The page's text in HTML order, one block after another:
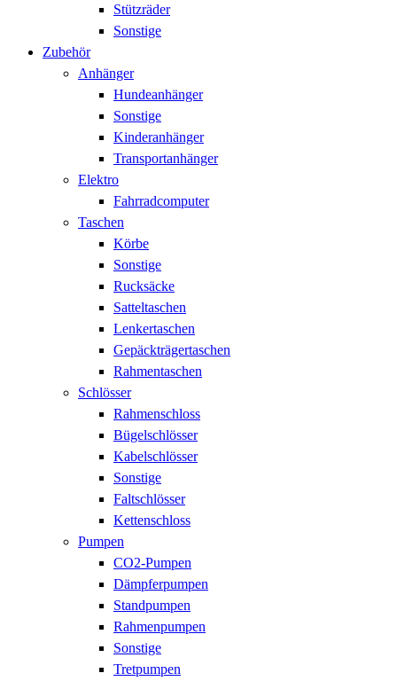
Stützräder
Sonstige
Zubehör
Anhänger
Hundeanhänger
Sonstige
Kinderanhänger
Transportanhänger
Elektro
Fahrradcomputer
Taschen
Körbe
Sonstige
Rucksäcke
Satteltaschen
Lenkertaschen
Gepäckträgertaschen
Rahmentaschen
Schlösser
Rahmenschloss
Bügelschlösser
Kabelschlösser
Sonstige
Faltschlösser
Kettenschloss
Pumpen
CO2-Pumpen
Dämpferpumpen
Standpumpen
Rahmenpumpen
Sonstige
Tretpumpen